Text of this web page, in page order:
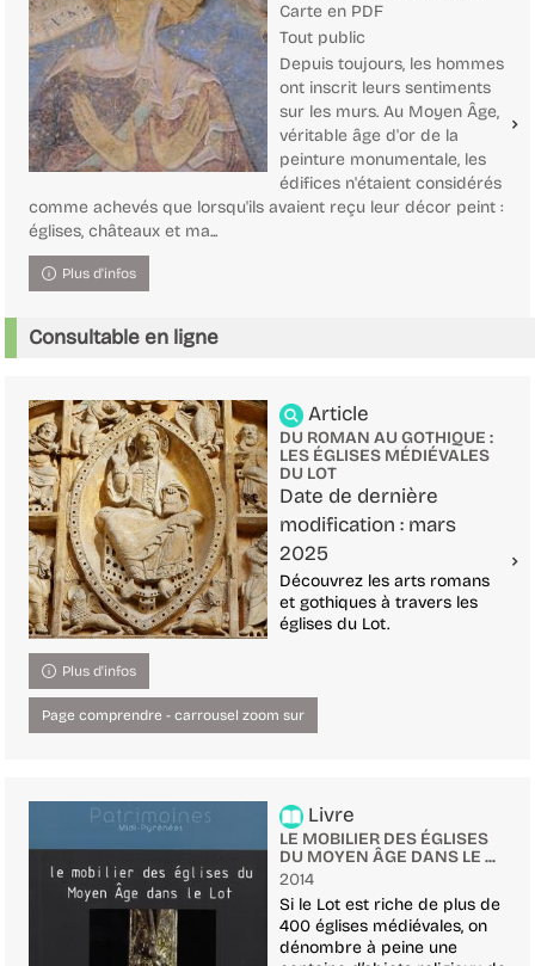
Carte en PDF
Tout public
Depuis toujours, les hommes
ont inscrit leurs sentiments
sur les murs. Au Moyen Âge,
véritable âge d'or de la
peinture monumentale, les
édifices n'étaient considérés
comme achevés que lorsqu'ils avaient reçu leur décor peint :
églises, châteaux et ma...
Plus d'infos
Consultable en ligne
Article
DU ROMAN AU GOTHIQUE :
LES ÉGLISES MÉDIÉVALES
DU LOT
Date de dernière
modification : mars
2025
Découvrez les arts romans
et gothiques à travers les
églises du Lot.
Plus d'infos
Page comprendre - carrousel zoom sur
Livre
LE MOBILIER DES ÉGLISES
DU MOYEN ÂGE DANS LE ...
2014
Si le Lot est riche de plus de
400 églises médiévales, on
dénombre à peine une